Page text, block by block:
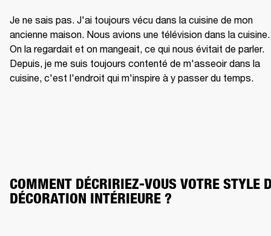
Je ne sais pas. J'ai toujours vécu dans la cuisine de mon
ancienne maison. Nous avions une télévision dans la cuisine.
On la regardait et on mangeait, ce qui nous évitait de parler.
Depuis, je me suis toujours contenté de m'asseoir dans la
cuisine, c'est l'endroit qui m'inspire à y passer du temps.
COMMENT DÉCRIRIEZ-VOUS VOTRE STYLE
DÉCORATION INTÉRIEURE ?